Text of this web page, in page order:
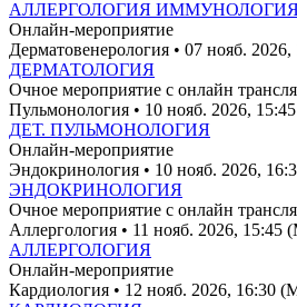
АЛЛЕРГОЛОГИЯ
Онлайн-мероприятие
Дерматовенерология • 07 нояб.
ДЕРМАТОЛОГИЯ
Очное мероприятие с онлайн
Пульмонология • 10 нояб. 2026,
ДЕТ. ПУЛЬМОНОЛОГИЯ
Онлайн-мероприятие
Эндокринология • 10 нояб. 2026,
ЭНДОКРИНОЛОГИЯ
Очное мероприятие с онлайн
Аллергология • 11 нояб. 2026,
АЛЛЕРГОЛОГИЯ
Онлайн-мероприятие
Кардиология • 12 нояб. 2026, 16:30